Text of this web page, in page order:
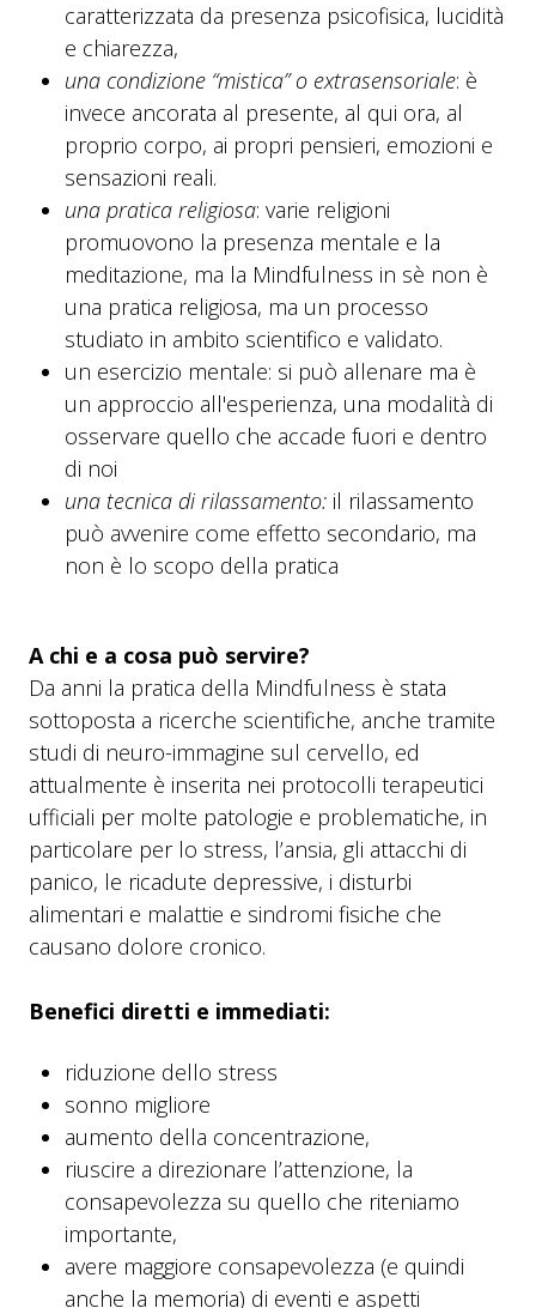
caratterizzata da presenza psicofisica, lucidità
e chiarezza,
una condizione “mistica” o extrasensoriale: è
invece ancorata al presente, al qui ora, al
proprio corpo, ai propri pensieri, emozioni e
sensazioni reali.
una pratica religiosa: varie religioni
promuovono la presenza mentale e la
meditazione, ma la Mindfulness in sè non è
una pratica religiosa, ma un processo
studiato in ambito scientifico e validato.
un esercizio mentale: si può allenare ma è
un approccio all'esperienza, una modalità di
osservare quello che accade fuori e dentro
di noi
una tecnica di rilassamento: il rilassamento
può avvenire come effetto secondario, ma
non è lo scopo della pratica
A chi e a cosa può servire?
Da anni la pratica della Mindfulness è stata
sottoposta a ricerche scientifiche, anche tramite
studi di neuro-immagine sul cervello, ed
attualmente è inserita nei protocolli terapeutici
ufficiali per molte patologie e problematiche, in
particolare per lo stress, l’ansia, gli attacchi di
panico, le ricadute depressive, i disturbi
alimentari e malattie e sindromi fisiche che
causano dolore cronico.
Benefici diretti e immediati:
riduzione dello stress
sonno migliore
aumento della concentrazione,
riuscire a direzionare l’attenzione, la
consapevolezza su quello che riteniamo
importante,
avere maggiore consapevolezza (e quindi
anche la memoria) di eventi e aspetti